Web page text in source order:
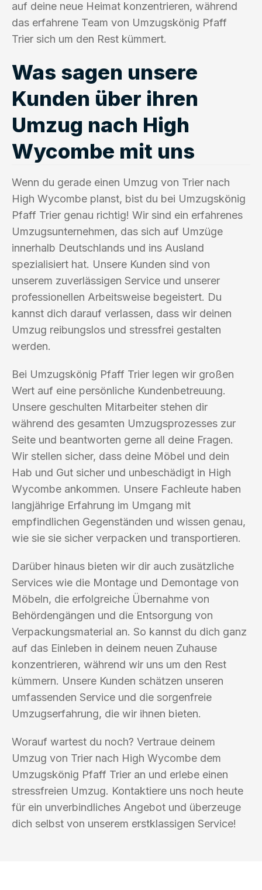
auf deine neue Heimat konzentrieren, während
das erfahrene Team von Umzugskönig Pfaff
Trier sich um den Rest kümmert.
Was sagen unsere
Kunden über ihren
Umzug nach High
Wycombe mit uns
Wenn du gerade einen Umzug von Trier nach
High Wycombe planst, bist du bei Umzugskönig
Pfaff Trier genau richtig! Wir sind ein erfahrenes
Umzugsunternehmen, das sich auf Umzüge
innerhalb Deutschlands und ins Ausland
spezialisiert hat. Unsere Kunden sind von
unserem zuverlässigen Service und unserer
professionellen Arbeitsweise begeistert. Du
kannst dich darauf verlassen, dass wir deinen
Umzug reibungslos und stressfrei gestalten
werden.
Bei Umzugskönig Pfaff Trier legen wir großen
Wert auf eine persönliche Kundenbetreuung.
Unsere geschulten Mitarbeiter stehen dir
während des gesamten Umzugsprozesses zur
Seite und beantworten gerne all deine Fragen.
Wir stellen sicher, dass deine Möbel und dein
Hab und Gut sicher und unbeschädigt in High
Wycombe ankommen. Unsere Fachleute haben
langjährige Erfahrung im Umgang mit
empfindlichen Gegenständen und wissen genau,
wie sie sie sicher verpacken und transportieren.
Darüber hinaus bieten wir dir auch zusätzliche
Services wie die Montage und Demontage von
Möbeln, die erfolgreiche Übernahme von
Behördengängen und die Entsorgung von
Verpackungsmaterial an. So kannst du dich ganz
auf das Einleben in deinem neuen Zuhause
konzentrieren, während wir uns um den Rest
kümmern. Unsere Kunden schätzen unseren
umfassenden Service und die sorgenfreie
Umzugserfahrung, die wir ihnen bieten.
Worauf wartest du noch? Vertraue deinem
Umzug von Trier nach High Wycombe dem
Umzugskönig Pfaff Trier an und erlebe einen
stressfreien Umzug. Kontaktiere uns noch heute
für ein unverbindliches Angebot und überzeuge
dich selbst von unserem erstklassigen Service!